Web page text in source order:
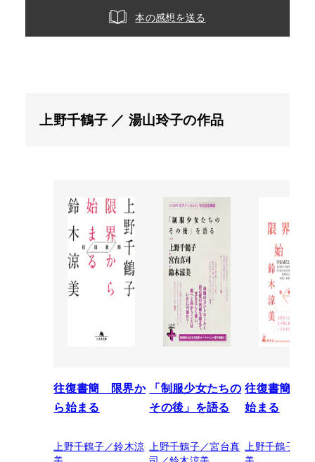
本の感想を送る
上野千鶴子 ／ 湯山玲子の作品
往復書簡 限界か
ら始まる
上野千鶴子／鈴木涼
「制服少女たちの
その後」を語る
上野千鶴子／宮台真
往復書簡 限
始まる
上野千鶴子／